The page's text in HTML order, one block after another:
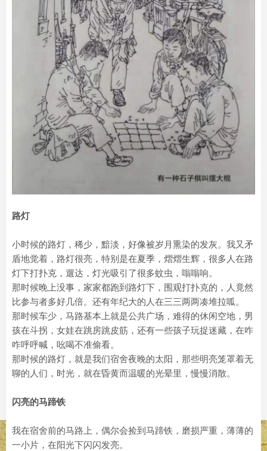
路灯
小时候的路灯，稀少，黯淡，好像被岁月熏染的发灰。我又矛
盾地觉着，路灯很亮，特别是在夏季，熠熠生辉，很多人在路
灯下打扑克，遛达，灯光吸引了很多蚊虫，嗡嗡响。
那时候晚上没事，家家都跑到路灯下，围观打扑克的，人竟然
比参与者多好几倍。还有年纪大的人在三三两两凑堆拉呱。
那时候车少，马路基本上就是公共广场，难得的休闲空地，男
孩在斗拐，女娃在跳房跳皮筋，还有一些孩子玩捉迷藏，在咋
咋呼呼喊，吆喝不准偷看。
那时候的路灯，就是我们宿舍夜晚的太阳，那些明亮笼罩着无
聊的人们，时光，就在昏黄而温暖的光晕里，慢慢消散。
闪亮的马蹄铁
我在宿舍前的马路上，偶尔会捡到马蹄铁，磨损严重，薄薄的
一小片，在阳光下闪闪发亮。